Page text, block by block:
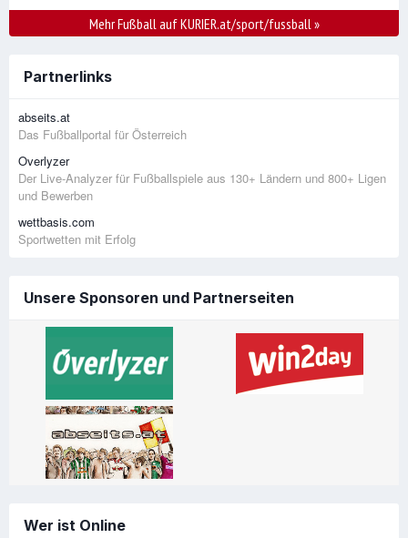
Mehr Fußball auf KURIER.at/sport/fussball»
Partnerlinks
abseits.at
Das Fußballportal für Österreich
Overlyzer
Der Live-Analyzer für Fußballspiele aus 130+ Ländern und 800+ Ligen
und Bewerben
wettbasis.com
Sportwetten mit Erfolg
Unsere Sponsoren und Partnerseiten
Wer ist Online